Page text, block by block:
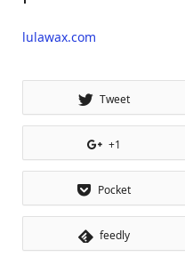
lulawax.com
Tweet
+1
Pocket
feedly